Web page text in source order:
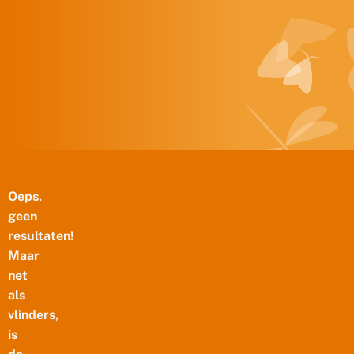
Oeps,
geen
resultaten!
Maar
net
als
vlinders,
is